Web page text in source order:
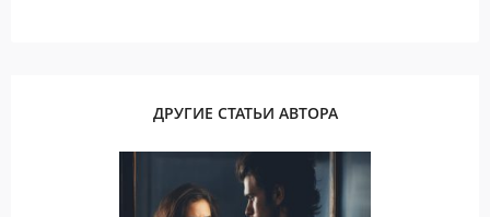
ДРУГИЕ СТАТЬИ АВТОРА